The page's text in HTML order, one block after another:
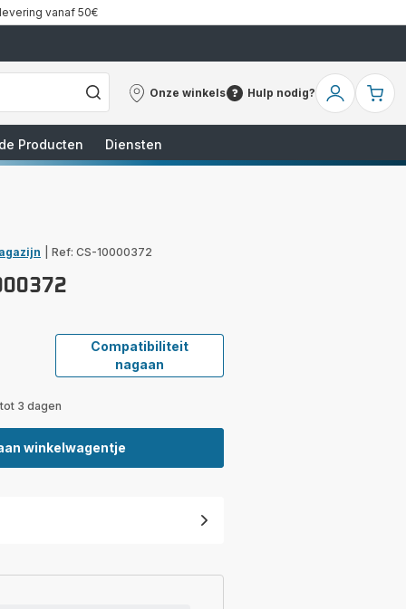
vanaf 50€
Onze winkels
Onze
Hulp nodig?
Hulp
Mijn
Producten
Diensten
Ref: CS-10000372
Compatibiliteit
nagaan
3 dagen
winkelwagentje